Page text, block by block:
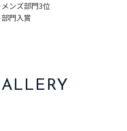
ンズ部門3位
門入賞